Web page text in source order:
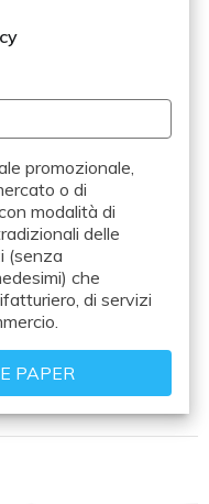
promozionale,
o di
modalità di
delle
(senza
che
di servizi